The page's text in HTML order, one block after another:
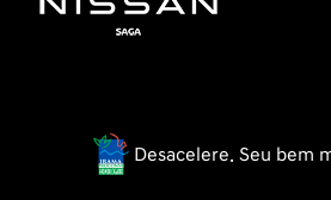
Desacelere. Seu bem